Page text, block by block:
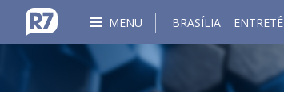
MENU BRASÍLIA ENTRETÊ